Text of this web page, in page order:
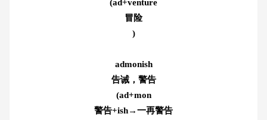
(ad+venture
冒险
)
admonish
告诫，警告
(ad+mon
警告+ish→一再警告